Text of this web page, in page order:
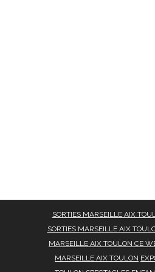
SORTIES MARSEILLE AIX
SORTIES MARSEILLE AIX
MARSEILLE AIX TOULON CE
MARSEILLE AIX TOULON